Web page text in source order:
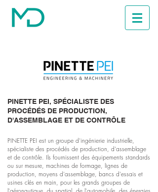
PINETTE PEI, SPÉCIALISTE DES
PROCÉDÉS DE PRODUCTION,
D'ASSEMBLAGE ET DE CONTRÔLE
PINETTE PEI est un groupe d'ingénierie industrielle,
spécialiste des procédés de production, d'assemblage
et de contrôle. Ils fournissent des équipements standards
ou sur mesure, machines de formage, lignes de
production, moyens d'assemblage, bancs d'essais et
usines clés en main, pour les grands groupes de